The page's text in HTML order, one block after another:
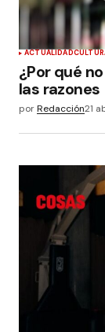
ACTUALIDAD
¿Por qué
las razones
porRedacción21